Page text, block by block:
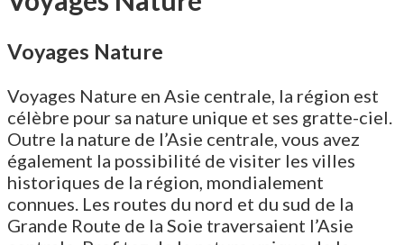
Voyages Nature
Voyages Nature en Asie centrale, la région est
célèbre pour sa nature unique et ses gratte-ciel.
Outre la nature de l’Asie centrale, vous avez
également la possibilité de visiter les villes
historiques de la région, mondialement
connues. Les routes du nord et du sud de la
Grande Route de la Soie traversaient l’Asie